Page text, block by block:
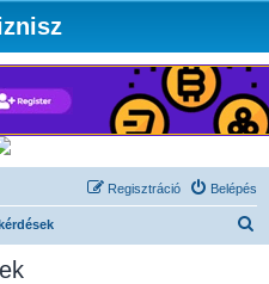
Belépés
Regisztráció